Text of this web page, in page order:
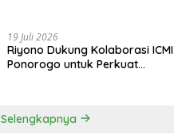
19 Juli 2026
Riyono Dukung Kolaborasi ICMI
Ponorogo untuk Perkuat
Selengkapnya